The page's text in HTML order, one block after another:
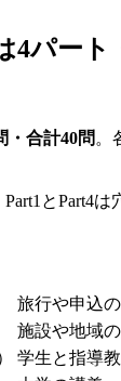
パート
・合計40問 。
とPart4
旅行や申込
施設や地域
学生と指導